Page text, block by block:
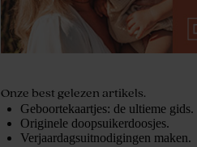
Onze best gelezen artikels.
Geboortekaartjes: de ultieme gids.
Originele doopsuikerdoosjes.
Verjaardagsuitnodigingen maken.